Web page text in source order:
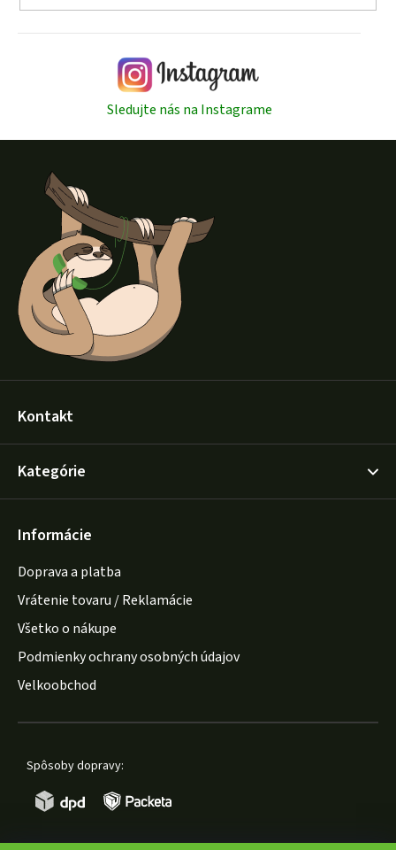
s
u
Sledujte nás na Instagrame
Z
Kontakt
Kategórie
Informácie
Doprava a platba
Vrátenie tovaru / Reklamácie
Všetko o nákupe
Podmienky ochrany osobných údajov
Velkoobchod
Spôsoby dopravy: